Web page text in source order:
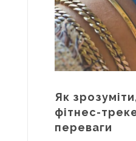
Як
фітнес-
переваги